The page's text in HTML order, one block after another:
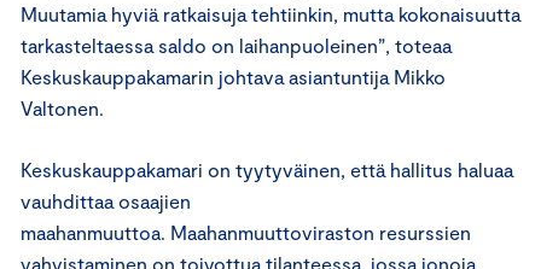
Muutamia hyviä ratkaisuja tehtiinkin, mutta kokonaisuutta
tarkasteltaessa saldo on laihanpuoleinen”, toteaa
Keskuskauppakamarin johtava asiantuntija Mikko
Valtonen.
Keskuskauppakamari on tyytyväinen, että hallitus haluaa
vauhdittaa osaajien
maahanmuuttoa. Maahanmuuttoviraston resurssien
vahvistaminen on toivottua tilanteessa, jossa jonoja